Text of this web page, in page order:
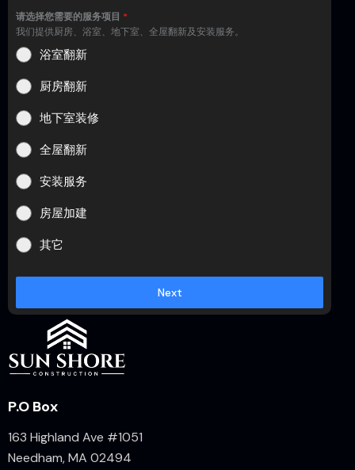
请选择您需要的服务项目 *
我们提供厨房、浴室、地下室、全屋翻新及安装服务。
浴室翻新
厨房翻新
地下室装修
全屋翻新
安装服务
房屋加建
其它
Next
P.O Box
163 Highland Ave #1051
Needham, MA 02494